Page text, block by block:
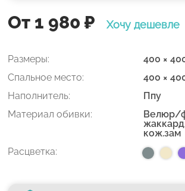
От 1 980 ₽ Хочу дешевле
Размеры:
400 ×
Спальное место:
400 ×
Наполнитель:
Ппу
Материал обивки:
Велюр/
кож.зам
Расцветка: